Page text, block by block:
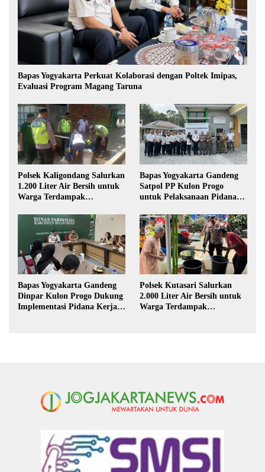
Bapas Yogyakarta Perkuat Kolaborasi dengan Poltek Imipas,
Evaluasi Program Magang Taruna
Polsek Kaligondang Salurkan
1.200 Liter Air Bersih untuk
Warga Terdampak
Bapas Yogyakarta Gandeng
Satpol PP Kulon Progo
untuk Pelaksanaan Pidana
Bapas Yogyakarta Gandeng
Dinpar Kulon Progo Dukung
Implementasi Pidana Kerja
Polsek Kutasari Salurkan
2.000 Liter Air Bersih untuk
Warga Terdampak